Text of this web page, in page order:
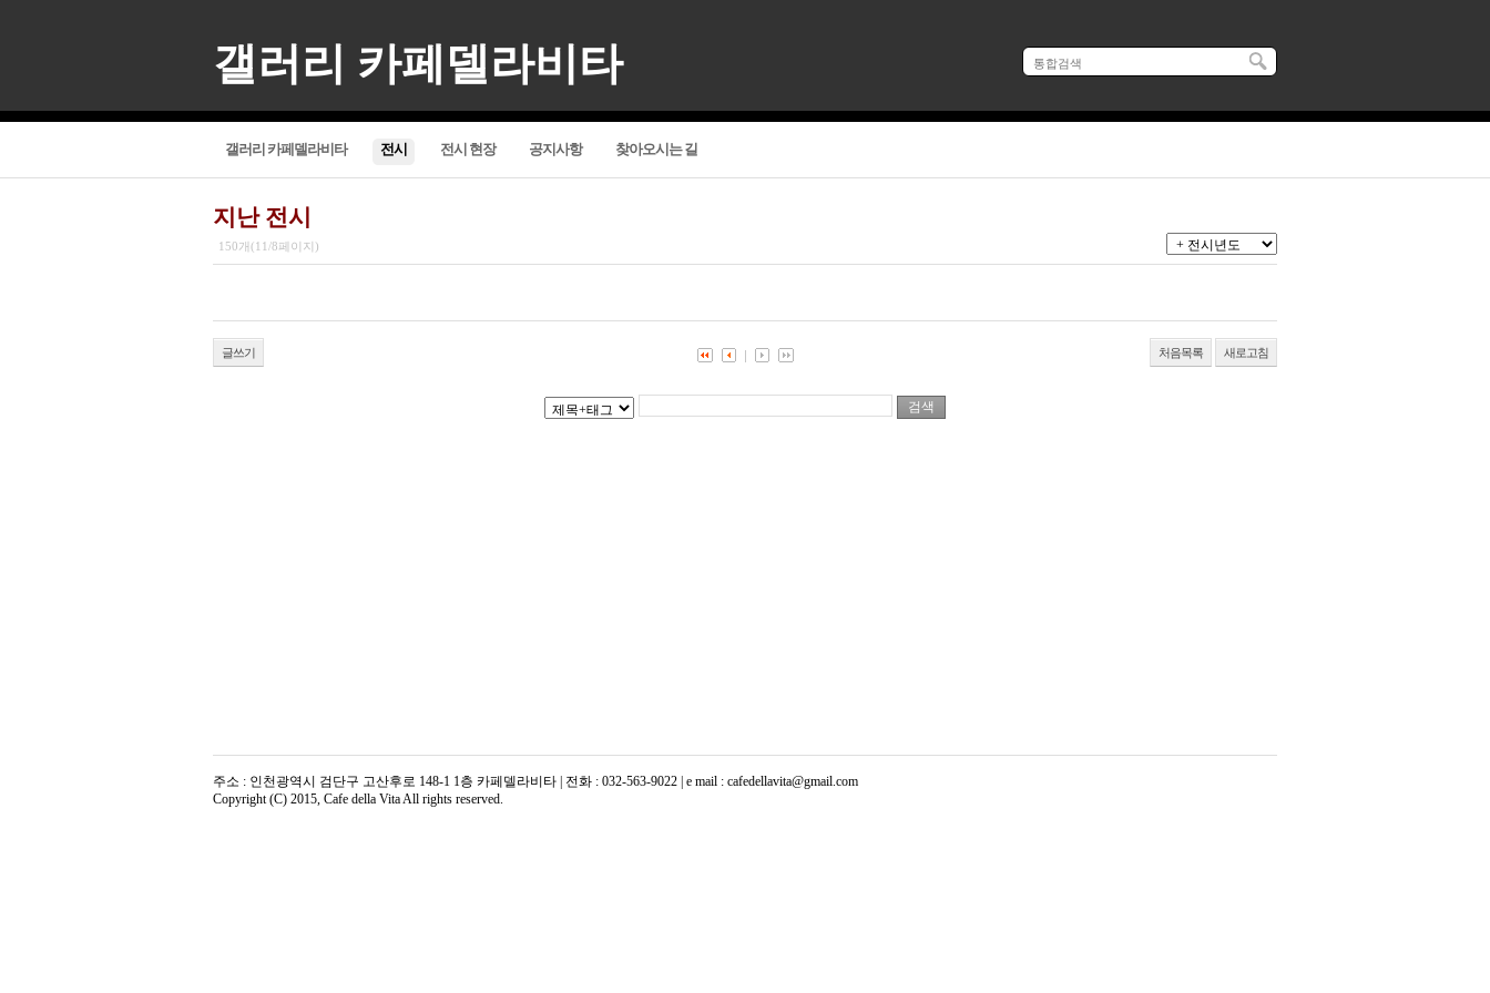
갤러리 카페델라비타
갤러리 카페델라비타 전시 전시 현장 공지사항 찾아오시는 길
지난 전시
150개(11/8페이지)
글쓰기 처음목록 새로고침
주소 : 인천광역시 검단구 고산후로 148-1 1층 카페델라비타 | 전화 : 032-563-9022 | e mail : cafedellavita@gmail.com
Copyright (C) 2015, Cafe della Vita All rights reserved.